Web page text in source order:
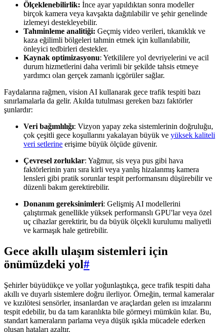
Ölçeklenebilirlik: İnce ayar yapıldıktan sonra modeller
birçok kamera veya kavşakta dağıtılabilir ve şehir genelinde
izlemeyi destekleyebilir.
Tahminleme analitiği: Geçmiş video verileri, tıkanıklık ve
kaza eğilimli bölgeleri tahmin etmek için kullanılabilir,
önleyici tedbirleri destekler.
Kaynak optimizasyonu: Yetkililere yol devriyelerini ve acil
durum hizmetlerini daha verimli bir şekilde tahsis etmeye
yardımcı olan gerçek zamanlı içgörüler sağlar.
Faydalarına rağmen, vision AI kullanarak gece trafik tespiti bazı
sınırlamalarla da gelir. Akılda tutulması gereken bazı faktörler
şunlardır:
Veri bağımlılığı: Vizyon yapay zeka sistemlerinin doğruluğu,
çok çeşitli gece koşullarını yakalayan büyük ve yüksek kaliteli
veri setlerine erişime büyük ölçüde güvenir.
Çevresel zorluklar: Yağmur, sis veya pus gibi hava
faktörlerinin yanı sıra kirli veya yanlış hizalanmış kamera
lensleri gibi pratik sorunlar tespit performansını düşürebilir ve
düzenli bakım gerektirebilir.
Donanım gereksinimleri: Gelişmiş AI modellerini
çalıştırmak genellikle yüksek performanslı GPU'lar veya özel
uç cihazlar gerektirir, bu da büyük ölçekli kurulumu maliyetli
ve karmaşık hale getirebilir.
Gece akıllı ulaşım sistemleri için
önümüzdeki yol#
Şehirler büyüdükçe ve yollar yoğunlaştıkça, gece trafik tespiti daha
akıllı ve duyarlı sistemlere doğru ilerliyor. Örneğin, termal kameralar
ve kızılötesi sensörler, insanlardan ve araçlardan gelen ısı imzalarını
tespit edebilir, bu da tam karanlıkta bile görmeyi mümkün kılar. Bu,
standart kameraların parlama veya düşük ışıkla mücadele ederken
oluşan hataları azaltır.